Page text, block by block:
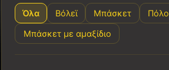
Όλα Βόλεϊ Μπάσκετ Πόλο
Μπάσκετ με αμαξίδιο